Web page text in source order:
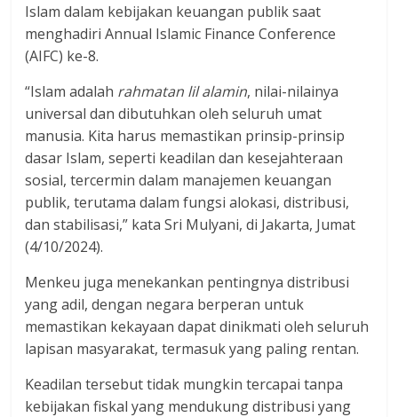
Islam dalam kebijakan keuangan publik saat
menghadiri Annual Islamic Finance Conference
(AIFC) ke-8.
“Islam adalah rahmatan lil alamin, nilai-nilainya
universal dan dibutuhkan oleh seluruh umat
manusia. Kita harus memastikan prinsip-prinsip
dasar Islam, seperti keadilan dan kesejahteraan
sosial, tercermin dalam manajemen keuangan
publik, terutama dalam fungsi alokasi, distribusi,
dan stabilisasi,” kata Sri Mulyani, di Jakarta, Jumat
(4/10/2024).
Menkeu juga menekankan pentingnya distribusi
yang adil, dengan negara berperan untuk
memastikan kekayaan dapat dinikmati oleh seluruh
lapisan masyarakat, termasuk yang paling rentan.
Keadilan tersebut tidak mungkin tercapai tanpa
kebijakan fiskal yang mendukung distribusi yang